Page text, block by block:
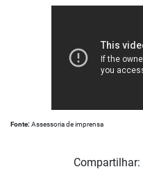
Fonte: Assessoria de imprensa
Compartilhar: